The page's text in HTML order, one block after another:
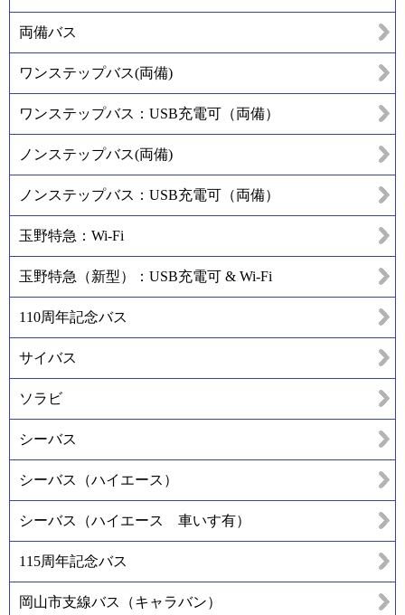
両備バス
ワンステップバス(両備)
ワンステップバス：USB充電可（両備）
ノンステップバス(両備)
ノンステップバス：USB充電可（両備）
玉野特急：Wi-Fi
玉野特急（新型）：USB充電可 & Wi-Fi
110周年記念バス
サイバス
ソラビ
シーバス
シーバス（ハイエース）
シーバス（ハイエース 車いす有）
115周年記念バス
岡山市支線バス（キャラバン）